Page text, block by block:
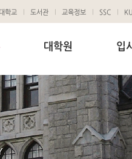
학교 도서관 교육정보 SSC
대학원 입